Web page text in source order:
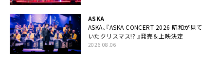
ASKA
ASKA、『ASKA CONCERT 2026 昭和が見て
いたクリスマス!? 』発売＆上映決定
2026.08.06